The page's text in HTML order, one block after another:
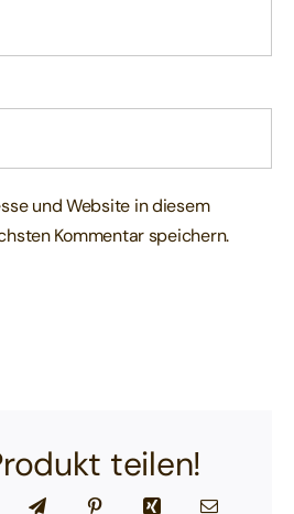
und Website in diesem
Kommentar speichern.
teilen!